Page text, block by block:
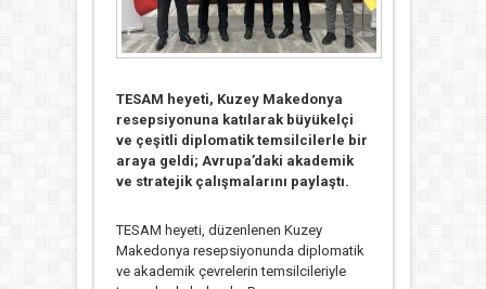
TESAM heyeti, Kuzey Makedonya
resepsiyonuna katılarak büyükelçi
ve çeşitli diplomatik temsilcilerle bir
araya geldi; Avrupa’daki akademik
ve stratejik çalışmalarını paylaştı.
TESAM heyeti, düzenlenen Kuzey
Makedonya resepsiyonunda diplomatik
ve akademik çevrelerin temsilcileriyle